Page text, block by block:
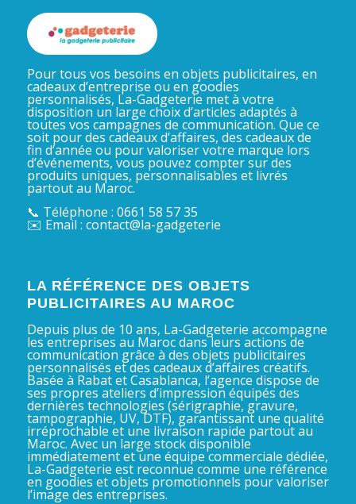
Pour tous vos besoins en objets publicitaires, en
cadeaux d’entreprise ou en goodies
personnalisés, La-Gadgeterie met à votre
disposition un large choix d’articles adaptés à
toutes vos campagnes de communication. Que ce
soit pour des cadeaux d’affaires, des cadeaux de
fin d’année ou pour valoriser votre marque lors
d’événements, vous pouvez compter sur des
produits uniques, personnalisables et livrés
partout au Maroc.
📞 Téléphone : 0661 58 57 35
✉️ Email : contact@la-gadgeterie
LA RÉFÉRENCE DES OBJETS
PUBLICITAIRES AU MAROC
Depuis plus de 10 ans, La-Gadgeterie accompagne
les entreprises au Maroc dans leurs actions de
communication grâce à des objets publicitaires
personnalisés et des cadeaux d’affaires créatifs.
Basée à Rabat et Casablanca, l’agence dispose de
ses propres ateliers d’impression équipés des
dernières technologies (sérigraphie, gravure,
tampographie, UV, DTF), garantissant une qualité
irréprochable et une livraison rapide partout au
Maroc. Avec un large stock disponible
immédiatement et une équipe commerciale dédiée,
La-Gadgeterie est reconnue comme une référence
en goodies et objets promotionnels pour valoriser
l’image des entreprises.